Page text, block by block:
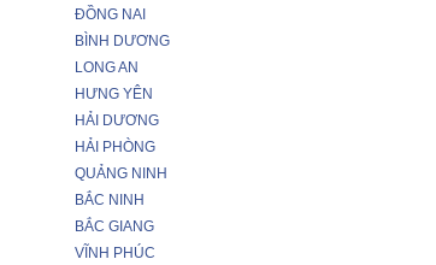
ĐỒNG NAI
BÌNH DƯƠNG
LONG AN
HƯNG YÊN
HẢI DƯƠNG
HẢI PHÒNG
QUẢNG NINH
BẮC NINH
BẮC GIANG
VĨNH PHÚC